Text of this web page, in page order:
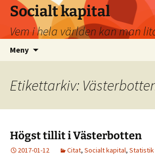
Socialt kapital
Vem i hela världen kan man
Meny
Etikettarkiv:
Högst tillit i Västerbotten
2017-01-12 Citat, Socialt kapital, Statistik